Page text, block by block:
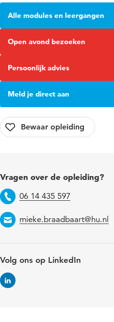
Alle modules en leergangen
Open avond bezoeken
Persoonlijk advies
Meld je direct aan
Vragen over de opleiding?
Telefoon
06 14 435 597
Email
mieke.braadbaart@hu.nl
Volg ons op LinkedIn